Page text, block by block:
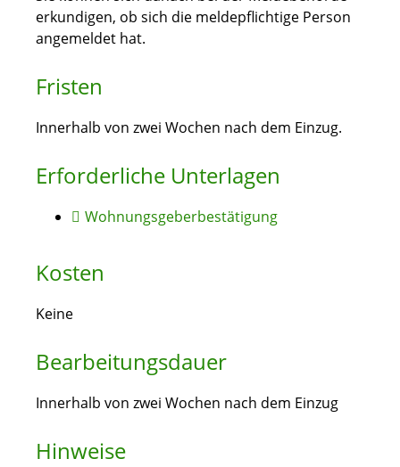
erkundigen, ob sich die meldepflichtige Person
angemeldet hat.
Fristen
Innerhalb von zwei Wochen nach dem Einzug.
Erforderliche Unterlagen
Wohnungsgeberbestätigung
Kosten
Keine
Bearbeitungsdauer
Innerhalb von zwei Wochen nach dem Einzug
Hinweise